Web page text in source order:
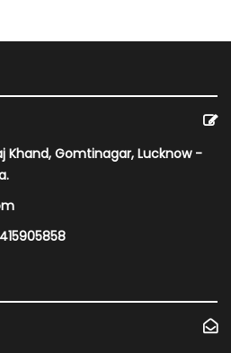
Khand, Gomtinagar, Lucknow -